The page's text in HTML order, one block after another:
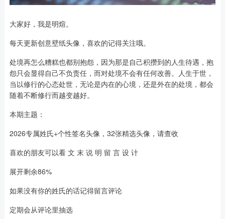
大家好，我是明煊。
每天更新创意壁纸头像，喜欢的记得关注哦。
处境再怎么糟糕也都别抱怨，因为那是自己积攒到的人生待遇，抱
怨只会显得自己不负责任，而对处境不会有任何改善。人生于世，
当以修行的心态处世，无论是内在的心境，还是外在的处境，都会
随着不断修行而越变越好。
本期主题：
2026专属姓氏+个性签名头像，32张精选头像，请查收
喜欢的朋友可以看 文 末 说 明 留 言 设 计
展开剩余86%
如果没有你的姓氏的话记得留言评论
定期会从评论里抽选